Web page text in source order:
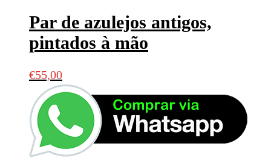
Par de azulejos antigos,
pintados à mão
€55,00